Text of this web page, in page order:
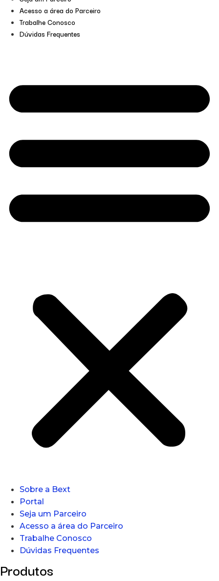
Acesso a área do Parceiro
Trabalhe Conosco
Dúvidas Frequentes
Sobre a Bext
Portal
Seja um Parceiro
Acesso a área do Parceiro
Trabalhe Conosco
Dúvidas Frequentes
Produtos